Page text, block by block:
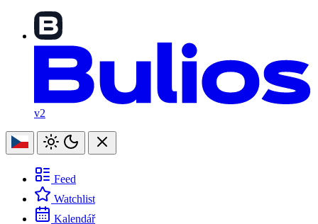
v2
Feed
Watchlist
Kalendář